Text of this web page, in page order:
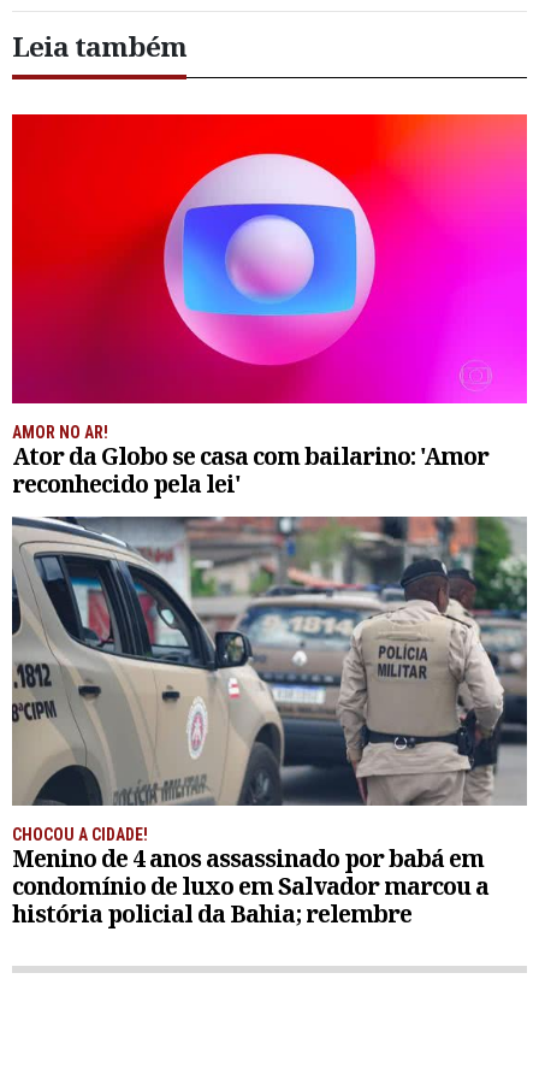
Leia também
AMOR NO AR!
Ator da Globo se casa com bailarino: 'Amor
reconhecido pela lei'
CHOCOU A CIDADE!
Menino de 4 anos assassinado por babá em
condomínio de luxo em Salvador marcou a
história policial da Bahia; relembre